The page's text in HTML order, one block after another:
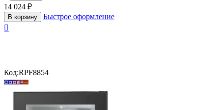
14 024 ₽
В корзину
Быстрое оформление

Код:RPF8854